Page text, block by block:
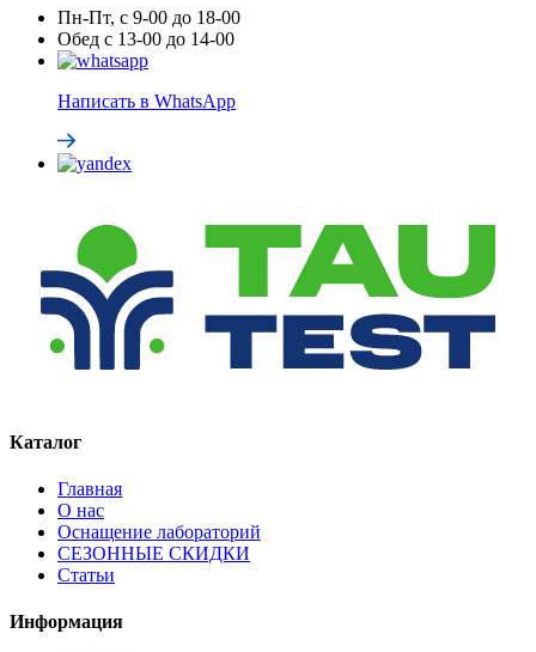
Пн-Пт, с 9-00 до 18-00
Обед с 13-00 до 14-00
Написать в WhatsApp
Каталог
Главная
О нас
Оснащение лабораторий
СЕЗОННЫЕ СКИДКИ
Статьи
Информация